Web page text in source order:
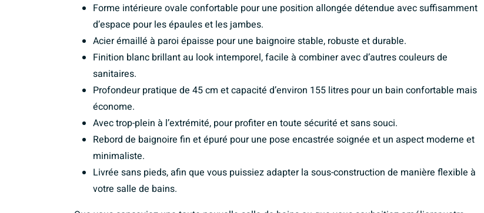
Forme intérieure ovale confortable pour une position allongée détendue avec suffisamment
d’espace pour les épaules et les jambes.
Acier émaillé à paroi épaisse pour une baignoire stable, robuste et durable.
Finition blanc brillant au look intemporel, facile à combiner avec d’autres couleurs de
sanitaires.
Profondeur pratique de 45 cm et capacité d’environ 155 litres pour un bain confortable mais
économe.
Avec trop-plein à l’extrémité, pour profiter en toute sécurité et sans souci.
Rebord de baignoire fin et épuré pour une pose encastrée soignée et un aspect moderne et
minimaliste.
Livrée sans pieds, afin que vous puissiez adapter la sous-construction de manière flexible à
votre salle de bains.